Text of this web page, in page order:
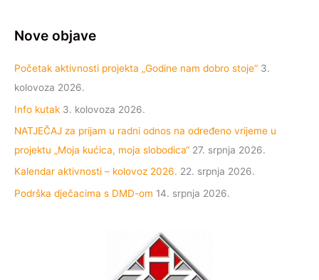
Nove objave
Početak aktivnosti projekta „Godine nam dobro stoje“ 3.
kolovoza 2026.
Info kutak 3. kolovoza 2026.
NATJEČAJ za prijam u radni odnos na određeno vrijeme u
projektu „Moja kućica, moja slobodica“ 27. srpnja 2026.
Kalendar aktivnosti – kolovoz 2026. 22. srpnja 2026.
Podrška dječacima s DMD-om 14. srpnja 2026.